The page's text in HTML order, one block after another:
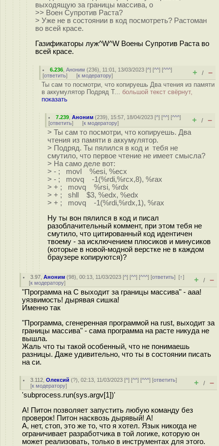
выходящую за границы массива, о
>> Воен Супротив Раста?
> Уже не в состоянии в код посмотреть? Растоман
во всей красе.
Газификаторы луж^W^W Воены Супротив Раста во
всей красе.
6.236 ,Аноним (236), 11:01, 13/03/2023 [^] [^^] [^^^]
[ответить] [к модератору] + / –
Ты сам то посмотри, что копируешь Два чтения из памяти
в аккумулятор Подряд Т... большой текст свёрнут,
показать
7.239 ,Аноним (239), 15:57, 18/04/2023 [^] [^^] [^^^]
[ответить] [к модератору] + / –
> Ты сам то посмотри, что копируешь. Два
чтения из памяти в аккумулятор.
> Подряд. Ты пялился в код и тебя не
смутило, что первое чтение не имеет смысла?
> На само деле вот:
> - ; movl %esi, %ecx
> - ; movq -1(%rdi,%rcx,8), %rax
> + ; movq %rsi, %rdx
> + ; shll $3, %edx, %edx
> + ; movq -1(%rdi,%rdx,1), %rax
Ну ты вон пялился в код и писал
разоблачительный коммент, при этом тебя не
смутило, что цитированный код идентичен
твоему - за исключением плюсиков и минусиков
(которые в новой-модной верстке не в каждом
браузере копируются)?
3.97 ,Аноним (98), 00:13, 11/03/2023 [^] [^^] [^^^] [ответить][↑]
[к модератору] + / –
"Программа на С выходит за границы массива" - ааа!
уязвимость! дырявая сишка!
Именно так
"Программа, сгенеренная программой на rust, выходит за
границы массива" - сама программа на расте никуда не
вышла.
Жаль что ты такой особенный, что не понимаешь
разницы. Даже удивительно, что ты в состоянии писать
на си.
3.112 ,Олексий (?), 02:13, 11/03/2023 [^] [^^] [^^^] [ответить]
[к модератору] + / –
'subprocess.run(sys.argv[1])'
А! Питон позволяет запустить любую команду без
проверок! Питон насквозь дырявый! А!
А, нет, стоп, это же то, что я хотел. Язык никогда не
ограничивает разработчика в той логике, которую он
может реализовать, только в инструментах для этого.